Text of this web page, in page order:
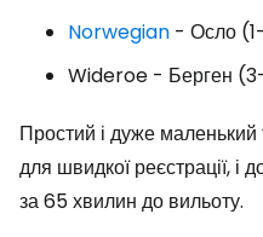
Norwegian - Осло
Wideroe - Берген
Простий і дуже маленький
для швидкої реєстрації, і
за 65 хвилин до вильоту.